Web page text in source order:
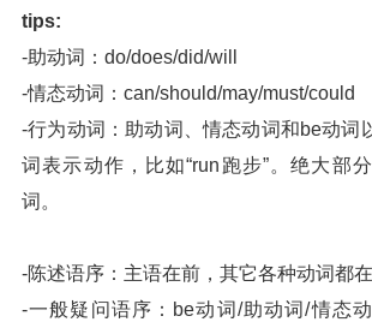
tips:
-助动词：do/does/did/will
-情态动词：can/should/may/must/could
-行为动词：助动词、情态动词和be动词
词表示动作，比如“run跑步”。绝大部
词。
-陈述语序：主语在前，其它各种动词都在
-一般疑问语序：be动词/助动词/情态